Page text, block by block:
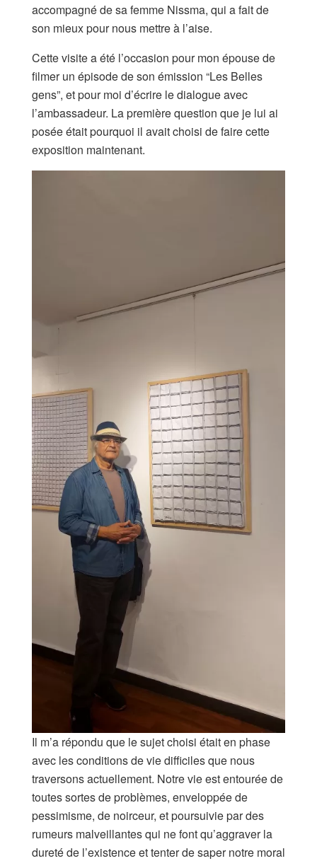
accompagné de sa femme Nissma, qui a fait de
son mieux pour nous mettre à l’aise.
Cette visite a été l’occasion pour mon épouse de
filmer un épisode de son émission “Les Belles
gens”, et pour moi d’écrire le dialogue avec
l’ambassadeur. La première question que je lui ai
posée était pourquoi il avait choisi de faire cette
exposition maintenant.
Il m’a répondu que le sujet choisi était en phase
avec les conditions de vie difficiles que nous
traversons actuellement. Notre vie est entourée de
toutes sortes de problèmes, enveloppée de
pessimisme, de noirceur, et poursuivie par des
rumeurs malveillantes qui ne font qu’aggraver la
dureté de l’existence et tenter de saper notre moral